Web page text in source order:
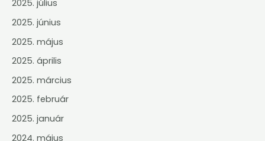
2025. július
2025. június
2025. május
2025. április
2025. március
2025. február
2025. január
2024. május